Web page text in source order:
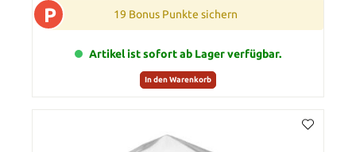
P 19 Bonus Punkte sichern
Artikel ist sofort ab Lager verfügbar.
In den Warenkorb